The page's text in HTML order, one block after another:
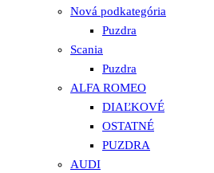
Nová podkategória
Puzdra
Scania
Puzdra
ALFA ROMEO
DIAĽKOVÉ
OSTATNÉ
PUZDRA
AUDI